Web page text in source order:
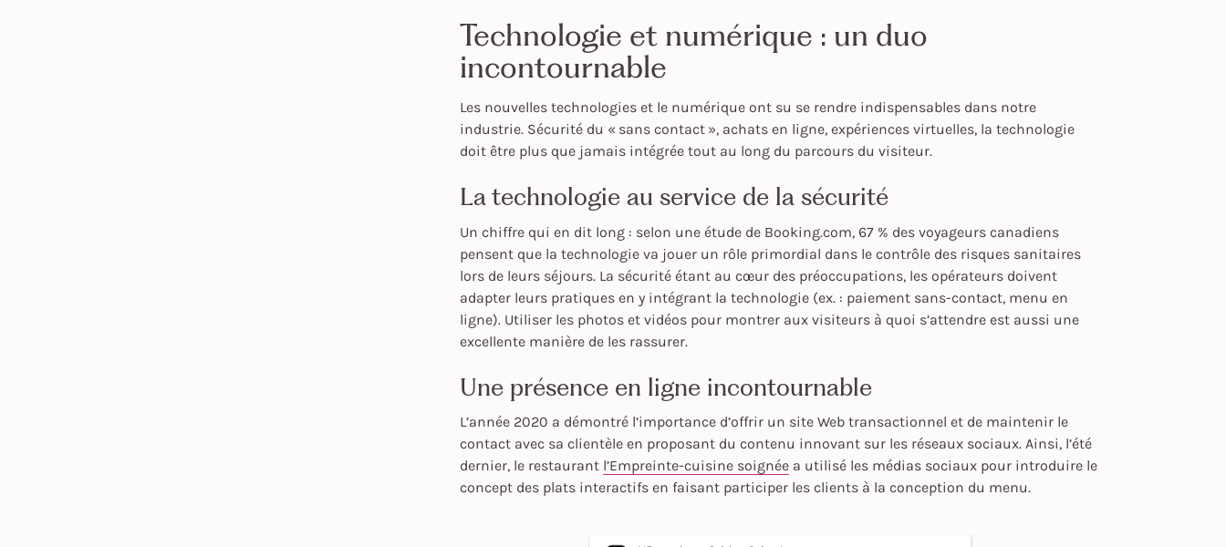
Technologie et numérique : un duo
incontournable
Les nouvelles technologies et le numérique ont su se rendre indispensables dans notre
industrie. Sécurité du « sans contact », achats en ligne, expériences virtuelles, la technologie
doit être plus que jamais intégrée tout au long du parcours du visiteur.
La technologie au service de la sécurité
Un chiffre qui en dit long : selon une étude de Booking.com, 67 % des voyageurs canadiens
pensent que la technologie va jouer un rôle primordial dans le contrôle des risques sanitaires
lors de leurs séjours. La sécurité étant au cœur des préoccupations, les opérateurs doivent
adapter leurs pratiques en y intégrant la technologie (ex. : paiement sans-contact, menu en
ligne). Utiliser les photos et vidéos pour montrer aux visiteurs à quoi s’attendre est aussi une
excellente manière de les rassurer.
Une présence en ligne incontournable
L’année 2020 a démontré l’importance d’offrir un site Web transactionnel et de maintenir le
contact avec sa clientèle en proposant du contenu innovant sur les réseaux sociaux. Ainsi, l’été
dernier, le restaurant l’Empreinte-cuisine soignée a utilisé les médias sociaux pour introduire le
concept des plats interactifs en faisant participer les clients à la conception du menu.